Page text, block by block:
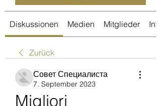
Diskussionen Medien Mitglieder Info
Zurück
Совет Специалиста
7. September 2023
Migliori